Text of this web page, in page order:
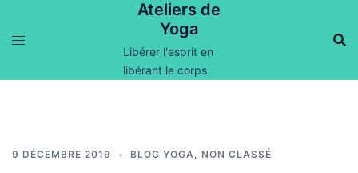
Ateliers de
Yoga
Libérer l'esprit en
libérant le corps
9 DÉCEMBRE 2019 BLOG YOGA, NON CLASSÉ